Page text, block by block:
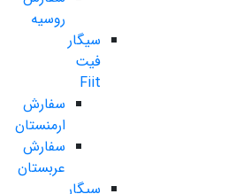
روسیه
سیگار
فیت
Fiit
سفارش
ارمنستان
سفارش
عربستان
سیگار